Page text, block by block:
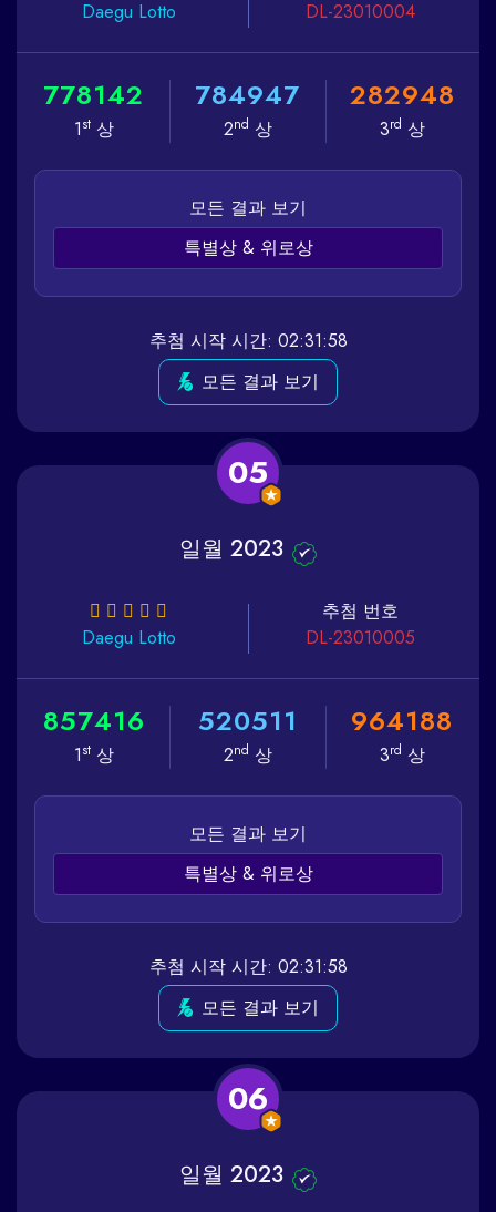
Daegu Lotto
DL-23010004
778142
1st상
784947
2nd 상
282948
3rd 상
모든 결과 보기
특별상 & 위로상
추첨 시작 시간: 02:31:58
모든 결과 보기
05
일월 2023
Daegu Lotto
추첨 번호
DL-23010005
857416
1st상
520511
2nd 상
964188
3rd 상
모든 결과 보기
특별상 & 위로상
추첨 시작 시간: 02:31:58
모든 결과 보기
06
일월 2023